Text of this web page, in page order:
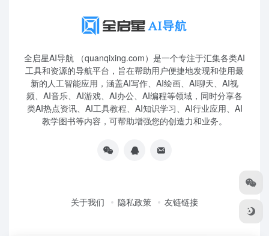
全启星AI导航 （quanqixing.com）是一个专注于汇集各类AI
工具和资源的导航平台，旨在帮助用户便捷地发现和使用最
新的人工智能应用，涵盖AI写作、AI绘画、AI聊天、AI视
频、AI音乐、AI游戏、AI办公、AI编程等领域，同时分享各
类AI热点资讯、AI工具教程、AI知识学习、AI行业应用、AI
教学图书等内容，可帮助增强您的创造力和业务。
关于我们 隐私政策 友链链接